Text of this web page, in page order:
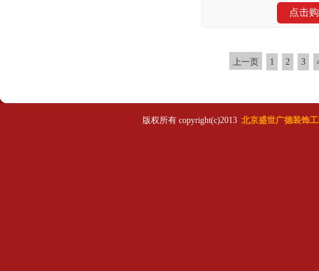
点击
上一页 1 2 3
版权所有 copyright(c)2013 北京盛世广德装饰